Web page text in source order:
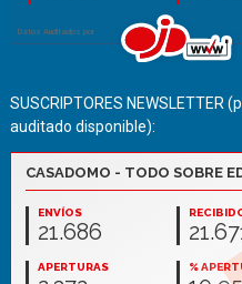
SUSCRIPTORES
auditado disponible):